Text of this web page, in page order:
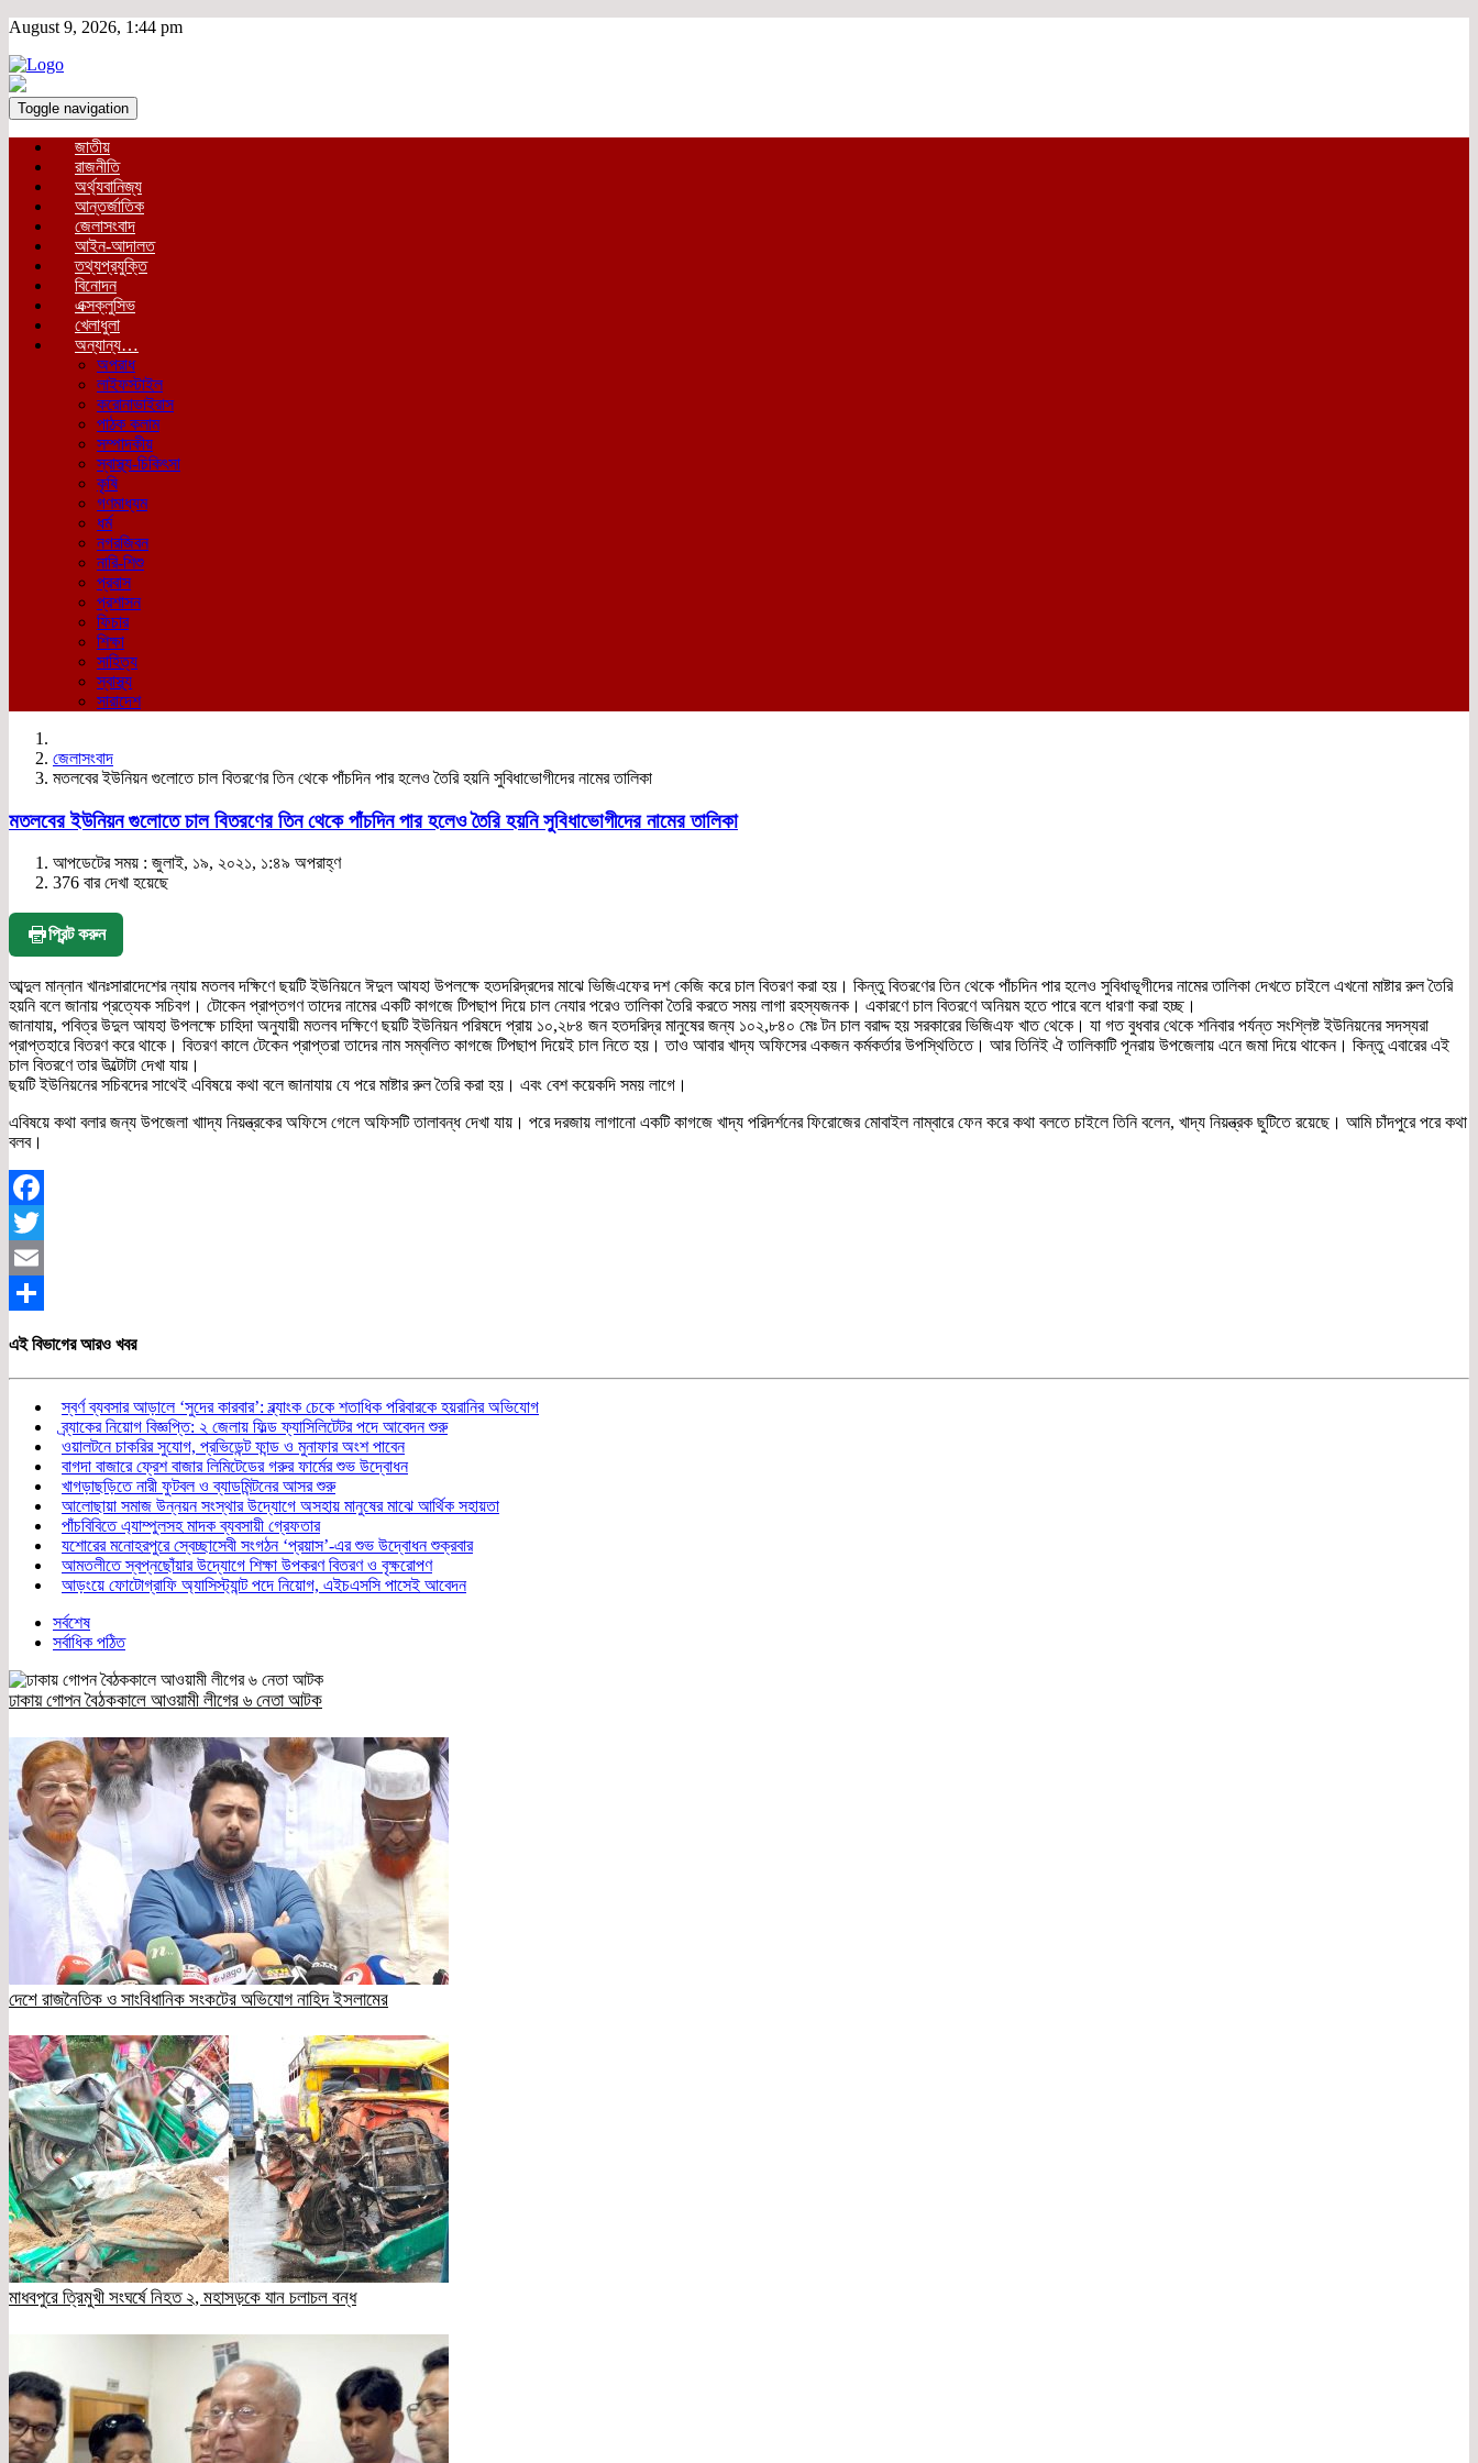
August 9, 2026, 1:44 pm
Toggle navigation
জাতীয়
রাজনীতি
অর্থ্যবানিজ্য
আন্তর্জাতিক
জেলাসংবাদ
আইন-আদালত
তথ্যপ্রযুক্তি
বিনোদন
এক্সক্লুসিভ
খেলাধুলা
অন্যান্য…
অপরাধ
লাইফস্টাইল
করোনাভাইরাস
পাঠক কলাম
সম্পাদকীয়
স্বাস্থ্য-চিকিৎসা
কৃষি
গণমাধ্যম
ধর্ম
নগরজিবন
নারি-শিশু
প্রবাস
প্রশাসন
ফিচার
শিক্ষা
সাহিত্য
স্বাস্থ্য
সারাদেশ
জেলাসংবাদ
মতলবের ইউনিয়ন গুলোতে চাল বিতরণের তিন থেকে পাঁচদিন পার হলেও তৈরি হয়নি সুবিধাভোগীদের নামের তালিকা
মতলবের ইউনিয়ন গুলোতে চাল বিতরণের তিন থেকে পাঁচদিন পার হলেও তৈরি হয়নি সুবিধাভোগীদের নামের তালিকা
আপডেটের সময় : জুলাই, ১৯, ২০২১, ১:৪৯ অপরাহ্ণ
376 বার দেখা হয়েছে
প্রিন্ট করুন
আব্দুল মান্নান খানঃসারাদেশের ন্যায় মতলব দক্ষিণে ছয়টি ইউনিয়নে ঈদুল আযহা উপলক্ষে হতদরিদ্রদের মাঝে ভিজিএফের দশ কেজি করে চাল বিতরণ করা হয়। কিন্তু বিতরণের তিন থেকে পাঁচদিন পার হলেও সুবিধাভূগীদের নামের তালিকা দেখতে চাইলে এখনো মাষ্টার রুল তৈরি
হয়নি বলে জানায় প্রত্যেক সচিবগ। টোকেন প্রাপ্তগণ তাদের নামের একটি কাগজে টিপছাপ দিয়ে চাল নেযার পরেও তালিকা তৈরি করতে সময় লাগা রহস্যজনক। একারণে চাল বিতরণে অনিয়ম হতে পারে বলে ধারণা করা হচ্ছ।
জানাযায়, পবিত্র উদুল আযহা উপলক্ষে চাহিদা অনুযায়ী মতলব দক্ষিণে ছয়টি ইউনিয়ন পরিষদে প্রায় ১০,২৮৪ জন হতদরিদ্র মানুষের জন্য ১০২,৮৪০ মেঃ টন চাল বরাদ্দ হয় সরকারের ভিজিএফ খাত থেকে। যা গত বুধবার থেকে শনিবার পর্যন্ত সংশ্লিষ্ট ইউনিয়নের সদস্যরা
প্রাপ্তহারে বিতরণ করে থাকে। বিতরণ কালে টেকেন প্রাপ্তরা তাদের নাম সম্বলিত কাগজে টিপছাপ দিয়েই চাল নিতে হয়। তাও আবার খাদ্য অফিসের একজন কর্মকর্তার উপস্থিতিতে। আর তিনিই ঐ তালিকাটি পূনরায় উপজেলায় এনে জমা দিয়ে থাকেন। কিন্তু এবারের এই
চাল বিতরণে তার উল্টোটা দেখা যায়।
ছয়টি ইউনিয়নের সচিবদের সাথেই এবিষয়ে কথা বলে জানাযায় যে পরে মাষ্টার রুল তৈরি করা হয়। এবং বেশ কয়েকদি সময় লাগে।
এবিষয়ে কথা বলার জন্য উপজেলা খাাদ্য নিয়ন্ত্রকের অফিসে গেলে অফিসটি তালাবন্ধ দেখা যায়। পরে দরজায় লাগানো একটি কাগজে খাদ্য পরিদর্শনের ফিরোজের মোবাইল নাম্বারে ফেন করে কথা বলতে চাইলে তিনি বলেন, খাদ্য নিয়ন্ত্রক ছুটিতে রয়েছে। আমি চাঁদপুরে পরে কথা
বলব।
Facebook
Twitter
Email
এই বিভাগের আরও খবর
স্বর্ণ ব্যবসার আড়ালে ‘সুদের কারবার’: ব্ল্যাংক চেকে শতাধিক পরিবারকে হয়রানির অভিযোগ
ব্র্যাকের নিয়োগ বিজ্ঞপ্তি: ২ জেলায় ফিল্ড ফ্যাসিলিটেটর পদে আবেদন শুরু
ওয়ালটনে চাকরির সুযোগ, প্রভিডেন্ট ফান্ড ও মুনাফার অংশ পাবেন
বাগদা বাজারে ফ্রেশ বাজার লিমিটেডের গরুর ফার্মের শুভ উদ্বোধন
খাগড়াছড়িতে নারী ফুটবল ও ব্যাডমিন্টনের আসর শুরু
আলোছায়া সমাজ উন্নয়ন সংস্থার উদ্যোগে অসহায় মানুষের মাঝে আর্থিক সহায়তা
পাঁচবিবিতে এ্যাম্পুলসহ মাদক ব্যবসায়ী গ্রেফতার
যশোরের মনোহরপুরে স্বেচ্ছাসেবী সংগঠন ‘প্রয়াস’-এর শুভ উদ্বোধন শুক্রবার
আমতলীতে স্বপ্নছোঁয়ার উদ্যোগে শিক্ষা উপকরণ বিতরণ ও বৃক্ষরোপণ
আড়ংয়ে ফোটোগ্রাফি অ্যাসিস্ট্যান্ট পদে নিয়োগ, এইচএসসি পাসেই আবেদন
সর্বশেষ
সর্বাধিক পঠিত
ঢাকায় গোপন বৈঠককালে আওয়ামী লীগের ৬ নেতা আটক
দেশে রাজনৈতিক ও সাংবিধানিক সংকটের অভিযোগ নাহিদ ইসলামের
মাধবপুরে ত্রিমুখী সংঘর্ষে নিহত ২, মহাসড়কে যান চলাচল বন্ধ